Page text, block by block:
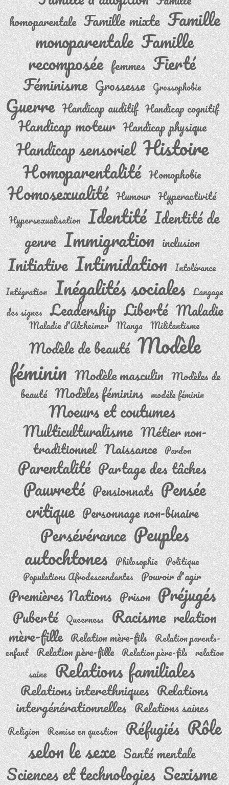
homoparentale Famille mixte Famille
monoparentale Famille
recomposée femmes Fierté
Féminisme Grossesse Grossophobie
Guerre Handicap auditif Handicap cognitif
Handicap moteur Handicap physique
Handicap sensoriel Histoire
Homoparentalité Homophobie
Homosexualité Humour Hyperactivité
Hypersexualisation Identité Identité de
genre Immigration inclusion
Initiative Intimidation Intolérance
Intégration Inégalités sociales Langage
des signes Leadership Liberté Maladie
Maladie d'Alzheimer Manga Militantisme
Modèle de beauté Modèle
féminin Modèle masculin Modèles de
beauté Modèles féminins modéle féminin
Moeurs et coutumes
Multiculturalisme Métier non-
traditionnel Naissance Pardon
Parentalité Partage des tâches
Pauvreté Pensionnats Pensée
critique Personnage non-binaire
Persévérance Peuples
autochtones Philosophie Politique
Populations Afrodescendantes Pouvoir d'agir
Premières Nations Prison Préjugés
Puberté Queerness Racisme relation
mère-fille Relation mère-fils Relation parents-
enfant Relation père-fille Relation père-fils relation
saine Relations familiales
Relations interethniques Relations
intergénérationnelles Relations saines
Religion Remise en question Réfugiés Rôle
selon le sexe Santé mentale
Sciences et technologies Sexisme